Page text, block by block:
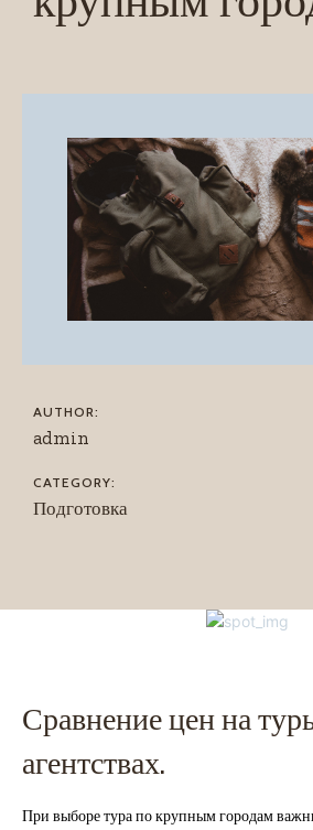
AUTHOR:
admin
CATEGORY:
Подготовка
Сравнение цен на
агентствах.
При выборе тура по крупным городам